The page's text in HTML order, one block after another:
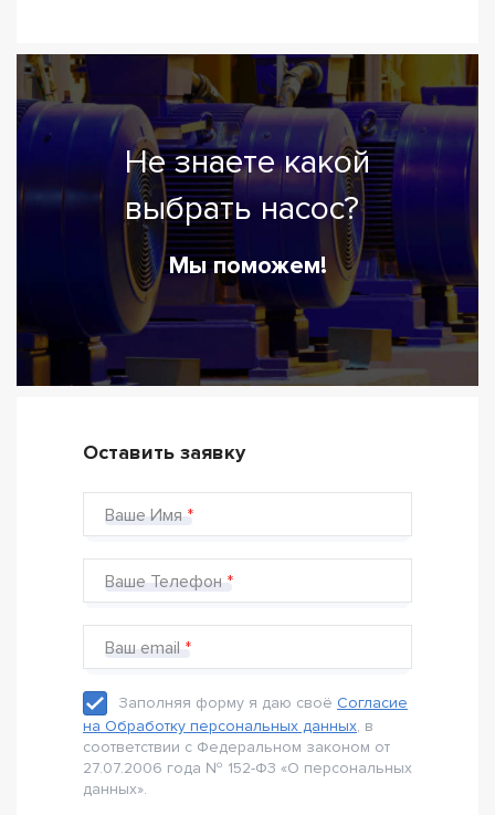
Не знаете какой
выбрать насос?
Мы поможем!
Оставить заявку
Ваше Имя
Ваше Телефон
Ваш email
Заполняя форму я даю своё Согласие
на Обработку персональных данных, в
соответствии с Федеральном законом от
27.07.2006 года № 152-Ф3 «О персональных
данных».